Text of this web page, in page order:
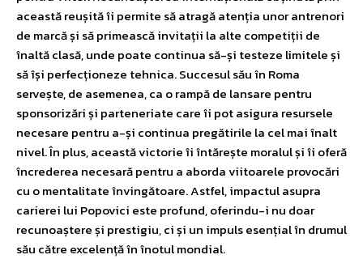
această reușită îi permite să atragă atenția unor antrenori
de marcă și să primească invitații la alte competiții de
înaltă clasă, unde poate continua să-și testeze limitele și
să își perfecționeze tehnica. Succesul său în Roma
servește, de asemenea, ca o rampă de lansare pentru
sponsorizări și parteneriate care îi pot asigura resursele
necesare pentru a-și continua pregătirile la cel mai înalt
nivel. În plus, această victorie îi întărește moralul și îi oferă
încrederea necesară pentru a aborda viitoarele provocări
cu o mentalitate învingătoare. Astfel, impactul asupra
carierei lui Popovici este profund, oferindu-i nu doar
recunoaștere și prestigiu, ci și un impuls esențial în drumul
său către excelență în înotul mondial.